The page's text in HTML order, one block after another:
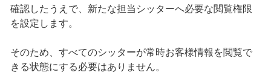
確認したうえで、新たな担当シッターへ必要な閲覧権限
を設定します。
そのため、すべてのシッターが常時お客様情報を閲覧で
きる状態にする必要はありません。